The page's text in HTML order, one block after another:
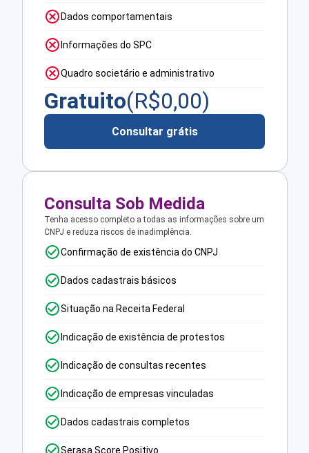
Dados comportamentais
Informações do SPC
Quadro societário e administrativo
Gratuito(R$0,00)
Consultar grátis
Consulta Sob Medida
Tenha acesso completo a todas as informações sobre um
CNPJ e reduza riscos de inadimplência.
Confirmação de existência do CNPJ
Dados cadastrais básicos
Situação na Receita Federal
Indicação de existência de protestos
Indicação de consultas recentes
Indicação de empresas vinculadas
Dados cadastrais completos
Serasa Score Positivo